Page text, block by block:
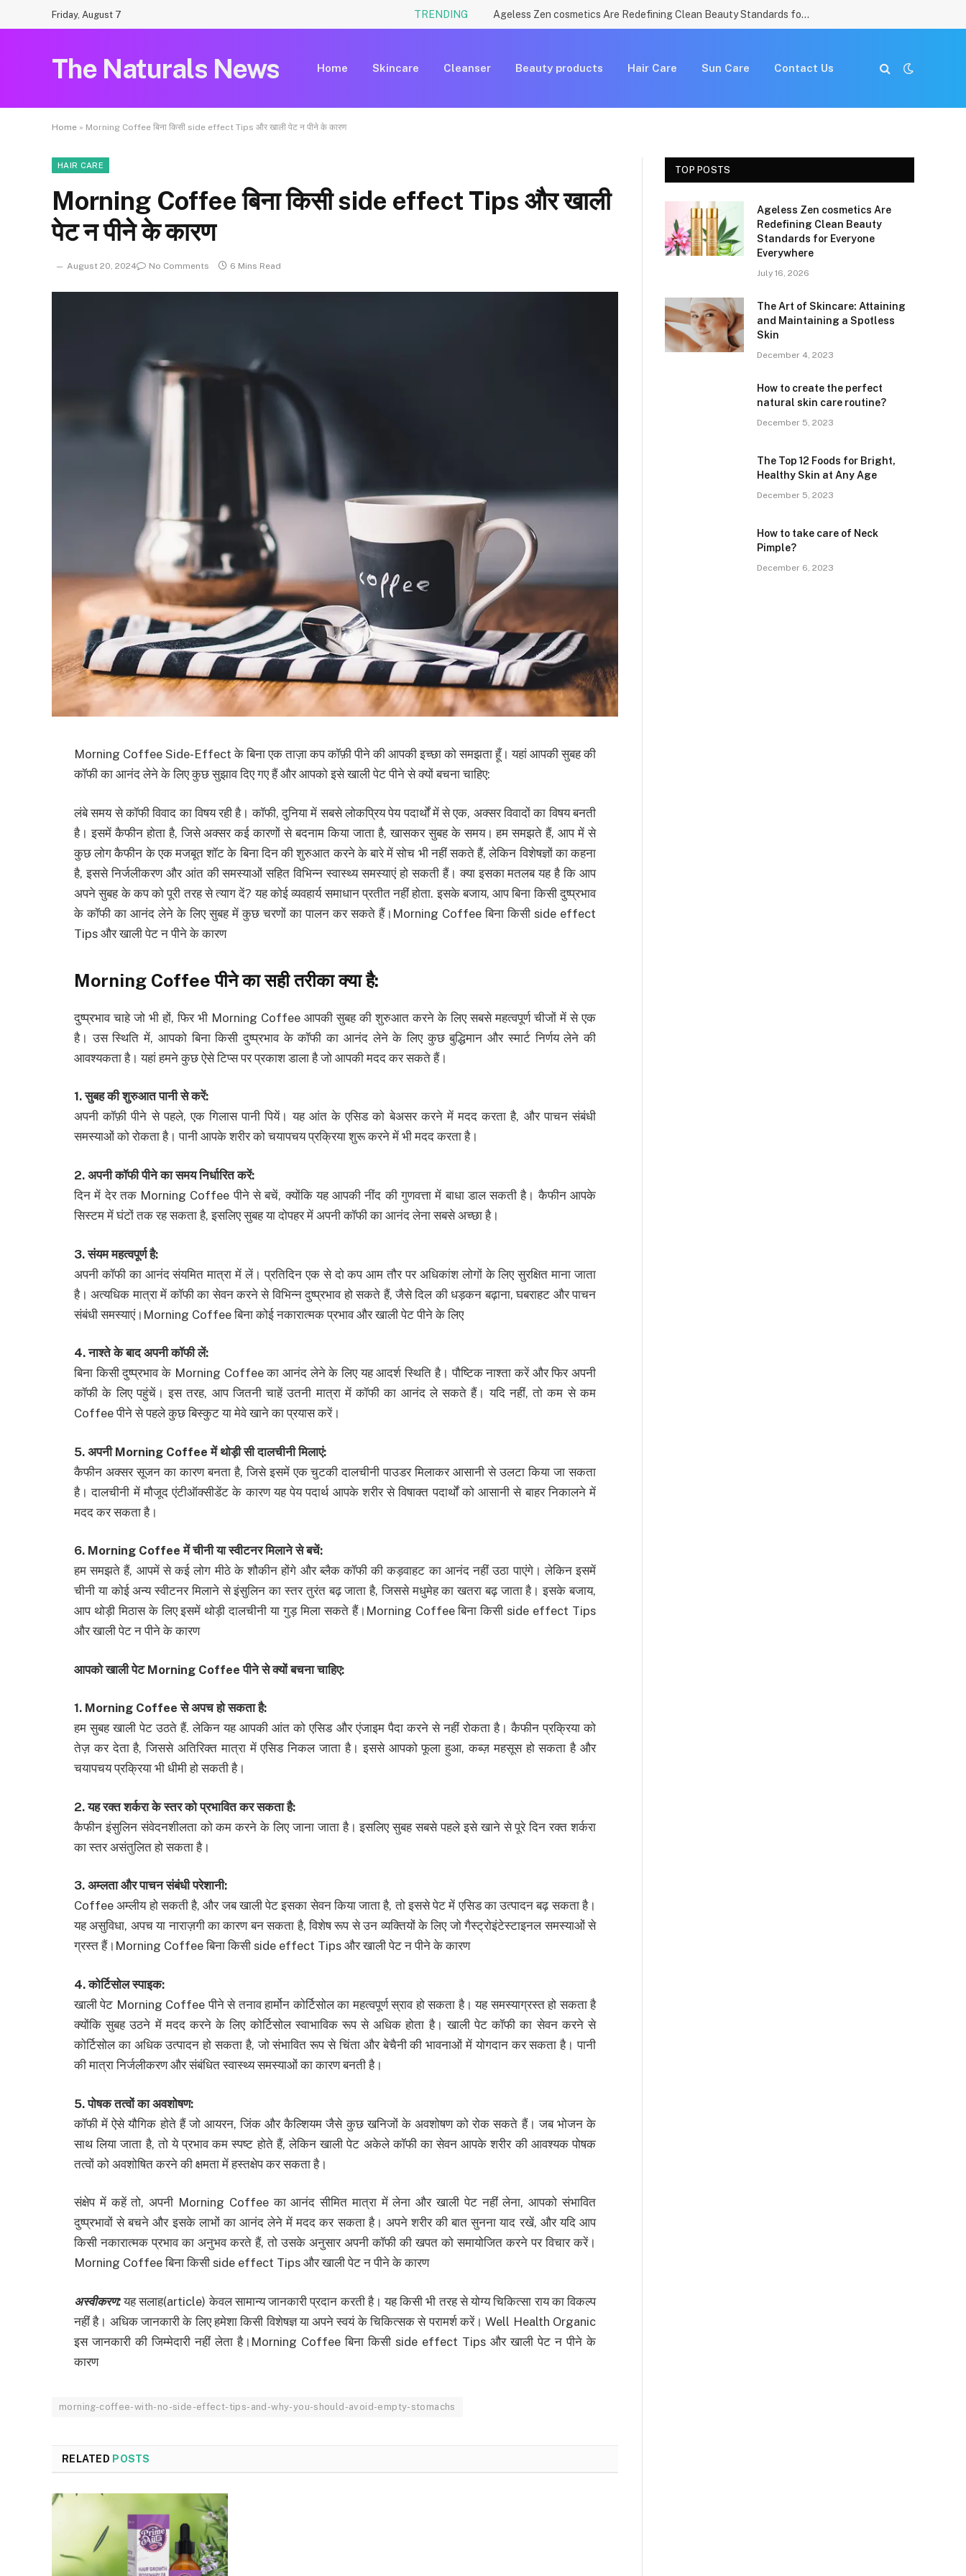
Friday, August 7 TRENDING Ageless Zen cosmetics Are Redefining Clean Beauty Standards for Everyone Everywhere
The Naturals News Home Skincare Cleanser Beauty products Hair Care Sun Care Contact Us
Home » Morning Coffee बिना किसी side effect Tips और खाली पेट न पीने के कारण
HAIR CARE
Morning Coffee बिना किसी side effect Tips और खाली
पेट न पीने के कारण
August 20, 2024 No Comments 6 Mins Read
Morning Coffee Side-Effect के बिना एक ताज़ा कप कॉफ़ी पीने की आपकी इच्छा को समझता हूँ। यहां आपकी सुबह की
कॉफी का आनंद लेने के लिए कुछ सुझाव दिए गए हैं और आपको इसे खाली पेट पीने से क्यों बचना चाहिए:
लंबे समय से कॉफी विवाद का विषय रही है। कॉफी, दुनिया में सबसे लोकप्रिय पेय पदार्थों में से एक, अक्सर विवादों का विषय बनती
है। इसमें कैफीन होता है, जिसे अक्सर कई कारणों से बदनाम किया जाता है, खासकर सुबह के समय। हम समझते हैं, आप में से
कुछ लोग कैफीन के एक मजबूत शॉट के बिना दिन की शुरुआत करने के बारे में सोच भी नहीं सकते हैं, लेकिन विशेषज्ञों का कहना
है, इससे निर्जलीकरण और आंत की समस्याओं सहित विभिन्न स्वास्थ्य समस्याएं हो सकती हैं। क्या इसका मतलब यह है कि आप
अपने सुबह के कप को पूरी तरह से त्याग दें? यह कोई व्यवहार्य समाधान प्रतीत नहीं होता. इसके बजाय, आप बिना किसी दुष्प्रभाव
के कॉफी का आनंद लेने के लिए सुबह में कुछ चरणों का पालन कर सकते हैं।Morning Coffee बिना किसी side effect
Tips और खाली पेट न पीने के कारण
Morning Coffee पीने का सही तरीका क्या है:
दुष्प्रभाव चाहे जो भी हों, फिर भी Morning Coffee आपकी सुबह की शुरुआत करने के लिए सबसे महत्वपूर्ण चीजों में से एक
है। उस स्थिति में, आपको बिना किसी दुष्प्रभाव के कॉफी का आनंद लेने के लिए कुछ बुद्धिमान और स्मार्ट निर्णय लेने की
आवश्यकता है। यहां हमने कुछ ऐसे टिप्स पर प्रकाश डाला है जो आपकी मदद कर सकते हैं।
1. सुबह की शुरुआत पानी से करें:
अपनी कॉफ़ी पीने से पहले, एक गिलास पानी पियें। यह आंत के एसिड को बेअसर करने में मदद करता है, और पाचन संबंधी
समस्याओं को रोकता है। पानी आपके शरीर को चयापचय प्रक्रिया शुरू करने में भी मदद करता है।
2. अपनी कॉफी पीने का समय निर्धारित करें:
दिन में देर तक Morning Coffee पीने से बचें, क्योंकि यह आपकी नींद की गुणवत्ता में बाधा डाल सकती है। कैफीन आपके
सिस्टम में घंटों तक रह सकता है, इसलिए सुबह या दोपहर में अपनी कॉफी का आनंद लेना सबसे अच्छा है।
3. संयम महत्वपूर्ण है:
अपनी कॉफी का आनंद संयमित मात्रा में लें। प्रतिदिन एक से दो कप आम तौर पर अधिकांश लोगों के लिए सुरक्षित माना जाता
है। अत्यधिक मात्रा में कॉफी का सेवन करने से विभिन्न दुष्प्रभाव हो सकते हैं, जैसे दिल की धड़कन बढ़ाना, घबराहट और पाचन
संबंधी समस्याएं।Morning Coffee बिना कोई नकारात्मक प्रभाव और खाली पेट पीने के लिए
4. नाश्ते के बाद अपनी कॉफी लें:
बिना किसी दुष्प्रभाव के Morning Coffee का आनंद लेने के लिए यह आदर्श स्थिति है। पौष्टिक नाश्ता करें और फिर अपनी
कॉफी के लिए पहुंचें। इस तरह, आप जितनी चाहें उतनी मात्रा में कॉफी का आनंद ले सकते हैं। यदि नहीं, तो कम से कम
Coffee पीने से पहले कुछ बिस्कुट या मेवे खाने का प्रयास करें।
5. अपनी Morning Coffee में थोड़ी सी दालचीनी मिलाएं:
कैफीन अक्सर सूजन का कारण बनता है, जिसे इसमें एक चुटकी दालचीनी पाउडर मिलाकर आसानी से उलटा किया जा सकता
है। दालचीनी में मौजूद एंटीऑक्सीडेंट के कारण यह पेय पदार्थ आपके शरीर से विषाक्त पदार्थों को आसानी से बाहर निकालने में
मदद कर सकता है।
6. Morning Coffee में चीनी या स्वीटनर मिलाने से बचें:
हम समझते हैं, आपमें से कई लोग मीठे के शौकीन होंगे और ब्लैक कॉफी की कड़वाहट का आनंद नहीं उठा पाएंगे। लेकिन इसमें
चीनी या कोई अन्य स्वीटनर मिलाने से इंसुलिन का स्तर तुरंत बढ़ जाता है, जिससे मधुमेह का खतरा बढ़ जाता है। इसके बजाय,
आप थोड़ी मिठास के लिए इसमें थोड़ी दालचीनी या गुड़ मिला सकते हैं।Morning Coffee बिना किसी side effect Tips
और खाली पेट न पीने के कारण
आपको खाली पेट Morning Coffee पीने से क्यों बचना चाहिए:
1. Morning Coffee से अपच हो सकता है:
हम सुबह खाली पेट उठते हैं. लेकिन यह आपकी आंत को एसिड और एंजाइम पैदा करने से नहीं रोकता है। कैफीन प्रक्रिया को
तेज़ कर देता है, जिससे अतिरिक्त मात्रा में एसिड निकल जाता है। इससे आपको फूला हुआ, कब्ज़ महसूस हो सकता है और
चयापचय प्रक्रिया भी धीमी हो सकती है।
2. यह रक्त शर्करा के स्तर को प्रभावित कर सकता है:
कैफीन इंसुलिन संवेदनशीलता को कम करने के लिए जाना जाता है। इसलिए सुबह सबसे पहले इसे खाने से पूरे दिन रक्त शर्करा
का स्तर असंतुलित हो सकता है।
3. अम्लता और पाचन संबंधी परेशानी:
Coffee अम्लीय हो सकती है, और जब खाली पेट इसका सेवन किया जाता है, तो इससे पेट में एसिड का उत्पादन बढ़ सकता है।
यह असुविधा, अपच या नाराज़गी का कारण बन सकता है, विशेष रूप से उन व्यक्तियों के लिए जो गैस्ट्रोइंटेस्टाइनल समस्याओं से
ग्रस्त हैं।Morning Coffee बिना किसी side effect Tips और खाली पेट न पीने के कारण
4. कोर्टिसोल स्पाइक:
खाली पेट Morning Coffee पीने से तनाव हार्मोन कोर्टिसोल का महत्वपूर्ण स्राव हो सकता है। यह समस्याग्रस्त हो सकता है
क्योंकि सुबह उठने में मदद करने के लिए कोर्टिसोल स्वाभाविक रूप से अधिक होता है। खाली पेट कॉफी का सेवन करने से
कोर्टिसोल का अधिक उत्पादन हो सकता है, जो संभावित रूप से चिंता और बेचैनी की भावनाओं में योगदान कर सकता है। पानी
की मात्रा निर्जलीकरण और संबंधित स्वास्थ्य समस्याओं का कारण बनती है।
5. पोषक तत्वों का अवशोषण:
कॉफी में ऐसे यौगिक होते हैं जो आयरन, जिंक और कैल्शियम जैसे कुछ खनिजों के अवशोषण को रोक सकते हैं। जब भोजन के
साथ लिया जाता है, तो ये प्रभाव कम स्पष्ट होते हैं, लेकिन खाली पेट अकेले कॉफी का सेवन आपके शरीर की आवश्यक पोषक
तत्वों को अवशोषित करने की क्षमता में हस्तक्षेप कर सकता है।
संक्षेप में कहें तो, अपनी Morning Coffee का आनंद सीमित मात्रा में लेना और खाली पेट नहीं लेना, आपको संभावित
दुष्प्रभावों से बचने और इसके लाभों का आनंद लेने में मदद कर सकता है। अपने शरीर की बात सुनना याद रखें, और यदि आप
किसी नकारात्मक प्रभाव का अनुभव करते हैं, तो उसके अनुसार अपनी कॉफी की खपत को समायोजित करने पर विचार करें।
Morning Coffee बिना किसी side effect Tips और खाली पेट न पीने के कारण
अस्वीकरण:यह सलाह(article) केवल सामान्य जानकारी प्रदान करती है। यह किसी भी तरह से योग्य चिकित्सा राय का विकल्प
नहीं है। अधिक जानकारी के लिए हमेशा किसी विशेषज्ञ या अपने स्वयं के चिकित्सक से परामर्श करें। Well Health Organic
इस जानकारी की जिम्मेदारी नहीं लेता है।Morning Coffee बिना किसी side effect Tips और खाली पेट न पीने के
कारण
morning-coffee-with-no-side-effect-tips-and-why-you-should-avoid-empty-stomachs
RELATED POSTS
TOP POSTS
Ageless Zen cosmetics Are
Redefining Clean Beauty
Standards for Everyone
Everywhere
July 16, 2026
The Art of Skincare: Attaining
and Maintaining a Spotless
Skin
December 4, 2023
How to create the perfect
natural skin care routine?
December 5, 2023
The Top 12 Foods for Bright,
Healthy Skin at Any Age
December 5, 2023
How to take care of Neck
Pimple?
December 6, 2023